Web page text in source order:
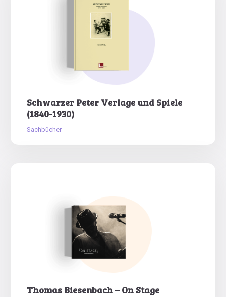
Schwarzer Peter Verlage und Spiele
(1840-1930)
Sachbücher
Thomas Biesenbach – On Stage